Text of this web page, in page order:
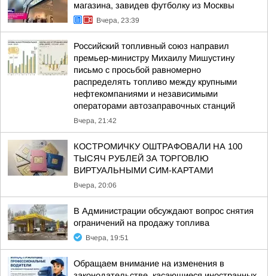
магазина, завидев футболку из Москвы
Вчера, 23:39
Российский топливный союз направил
премьер-министру Михаилу Мишустину
письмо с просьбой равномерно
распределять топливо между крупными
нефтекомпаниями и независимыми
операторами автозаправочных станций
Вчера, 21:42
КОСТРОМИЧКУ ОШТРАФОВАЛИ НА 100
ТЫСЯЧ РУБЛЕЙ ЗА ТОРГОВЛЮ
ВИРТУАЛЬНЫМИ СИМ-КАРТАМИ
Вчера, 20:06
В Администрации обсуждают вопрос снятия
ограничений на продажу топлива
Вчера, 19:51
Обращаем внимание на изменения в